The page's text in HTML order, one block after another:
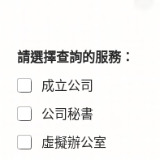
請選擇查詢的服務：
成立公司
公司秘書
虛擬辦公室